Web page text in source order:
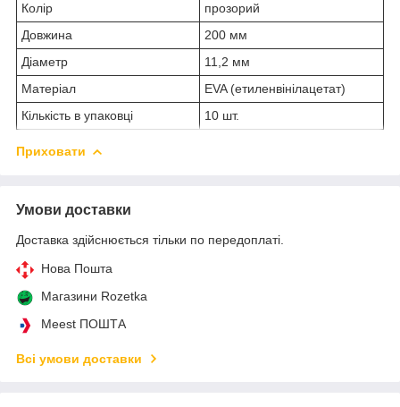
Колір
прозорий
Довжина
200 мм
Діаметр
11,2 мм
Матеріал
EVA (етиленвінілацетат)
Кількість в упаковці
10 шт.
Приховати
Умови доставки
Доставка здійснюється тільки по передоплаті.
Нова Пошта
Магазини Rozetka
Meest ПОШТА
Всі умови доставки